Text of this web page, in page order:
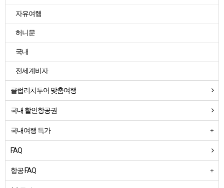
자유여행
허니문
국내
전세계비자
클럽리치투어 맞춤여행
국내 할인항공권
국내여행 특가
FAQ
항공 FAQ